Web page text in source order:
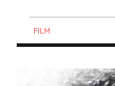
FILM